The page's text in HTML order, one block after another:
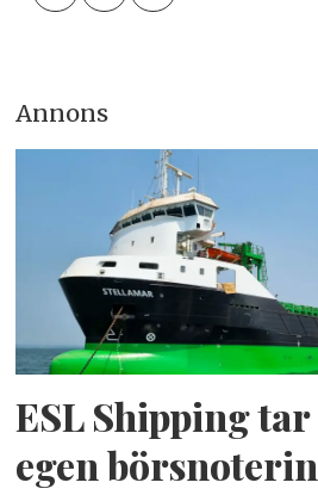
Annons
ESL Shipping
egen